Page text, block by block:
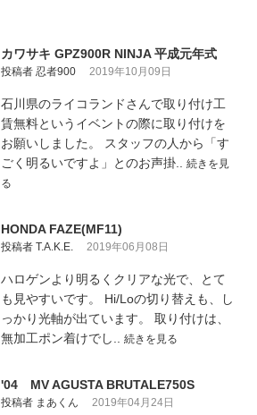
カワサキ GPZ900R NINJA 平成元年式
投稿者 忍者900 2019年10月09日
石川県のライコランドさんで取り付け工
賃無料というイベントの際に取り付けを
お願いしました。 スタッフの人から「す
ごく明るいですよ」とのお声掛.. 続きを見
る
HONDA FAZE(MF11)
投稿者 T.A.K.E. 2019年06月08日
ハロゲンより明るくクリアな光で、とて
も見やすいです。 Hi/Loの切り替えも、し
っかり光軸が出ています。 取り付けは、
無加工ポン着けでし.. 続きを見る
'04 MV AGUSTA BRUTALE750S
投稿者 まあくん 2019年04月24日